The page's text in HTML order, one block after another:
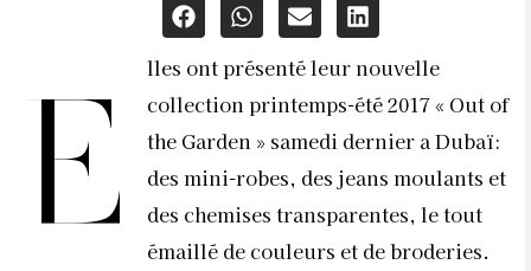
E
lles ont présenté leur nouvelle
collection printemps-été 2017 « Out of
the Garden » samedi dernier a Dubaï:
des mini-robes, des jeans moulants et
des chemises transparentes, le tout
émaillé de couleurs et de broderies.